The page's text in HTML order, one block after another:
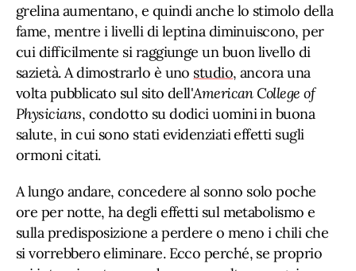
grelina aumentano, e quindi anche lo stimolo della
fame, mentre i livelli di leptina diminuiscono, per
cui difficilmente si raggiunge un buon livello di
sazietà. A dimostrarlo è uno studio, ancora una
volta pubblicato sul sito dell'American College of
Physicians, condotto su dodici uomini in buona
salute, in cui sono stati evidenziati effetti sugli
ormoni citati.
A lungo andare, concedere al sonno solo poche
ore per notte, ha degli effetti sul metabolismo e
sulla predisposizione a perdere o meno i chili che
si vorrebbero eliminare. Ecco perché, se proprio